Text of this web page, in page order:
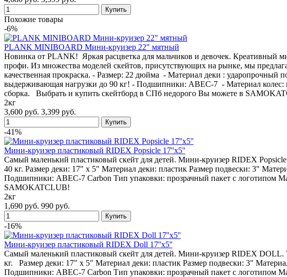
Похожие товары
-6%
PLANK MINIBOARD Мини-круизер 22" мятный
Новинка от PLANK! Яркая расцветка для мальчиков и девочек. Креативный
профи. Из множества моделей скейтов, присутствующих на рынке, мы
качественная прокраска. - Размер: 22 дюйма - Материал деки :
выдерживающая нагрузки до 90 кг! - Подшипники: ABEC-7 - Материал колес:
сборка. Выбрать и купить скейтборд в СПб недорого Вы можете в
2кг
3,600 руб. 3,399 руб.
-41%
Мини-круизер пластиковый RIDEX Popsicle 17''x5''
Самый маленький пластиковый скейт для детей. Мини-круизер RIDEX
40 кг. Размер деки: 17" х 5" Материал деки: пластик Размер подвески: 3"
Подшипники: ABEC-7 Carbon Тип упаковки: прозрачный пакет с логотипом
SAMOKATCLUB!
2кг
1,690 руб. 990 руб.
-16%
Мини-круизер пластиковый RIDEX Doll 17''x5''
Самый маленький пластиковый скейт для детей. Мини-круизер RIDEX
кг. Размер деки: 17" х 5" Материал деки: пластик Размер подвески: 3"
Подшипники: ABEC-7 Carbon Тип упаковки: прозрачный пакет с логотипом